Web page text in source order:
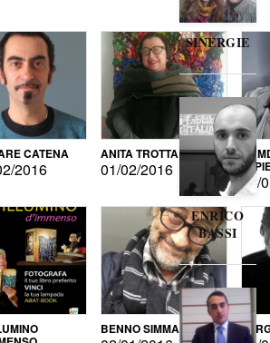
CATENA
2016
ANITA TROTTA
01/02/2016 DI
15/
BENNO SIMMA
SINERGIE
ENRICO
BASSI